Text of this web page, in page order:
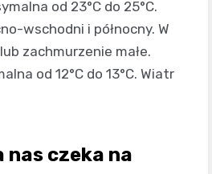
od 23°C do 25°C.
wschodni i północny. W
zachmurzenie małe.
od 12°C do 13°C. Wiatr
nas czeka na